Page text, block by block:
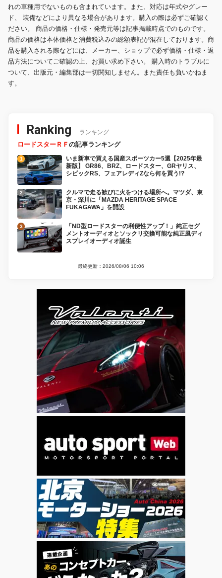
れの車種用でないものも含まれています。また、対応は年式やグレー
ド、 装備などにより異なる場合があります。購入の際は必ずご確認く
ださい。 商品の価格・仕様・発売元等は記事掲載時点でのものです。
商品の価格は本体価格と消費税込みの総額表記が混在しております。商
品を購入される際などには、メーカー、ショップで必ず価格・仕様・返
品方法についてご確認の上、お買い求め下さい。 購入時のトラブルに
ついて、出版元・編集部は一切関知しません。また責任も負いかねま
す。
Ranking ランキング
ロードスターＲＦ の記事ランキング
いま新車で買える国産スポーツカー5選【2025年最
新版】 GR86、BRZ、ロードスター、GRヤリス、
シビックRS、フェアレディZなら何を買う!?
クルマで走る歓びに火をつける場所へ。マツダ、東
京・深川に「MAZDA HERITAGE SPACE
FUKAGAWA」を開設
「ND型ロードスターの利便性アップ！」純正セグ
メントオーディオとソックリ交換可能な純正風ディ
スプレイオーディオ誕生
最終更新：2026/08/06 10:06